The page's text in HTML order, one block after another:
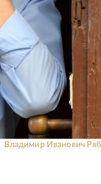
Владимир Иванович